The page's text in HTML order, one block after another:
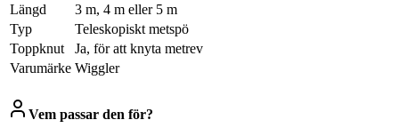
Längd
3 m, 4 m eller 5 m
Typ
Teleskopiskt metspö
Toppknut
Ja, för att knyta metrev
Varumärke Wiggler
Vem passar den för?